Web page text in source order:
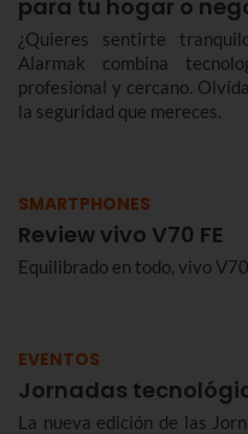
para tu hogar o
¿Quieres sentirte
Alarmak combina
profesional y cercano.
la seguridad que mereces.
SMARTPHONES
Review vivo V70 FE
Equilibrado en todo, vivo
EVENTOS
Jornadas
La nueva edición de las